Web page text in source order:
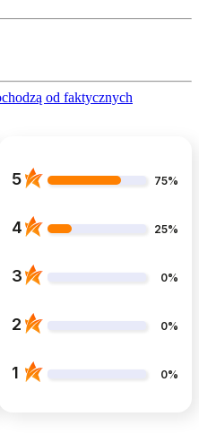
od faktycznych
5 75%
4 25%
3 0%
2 0%
1 0%